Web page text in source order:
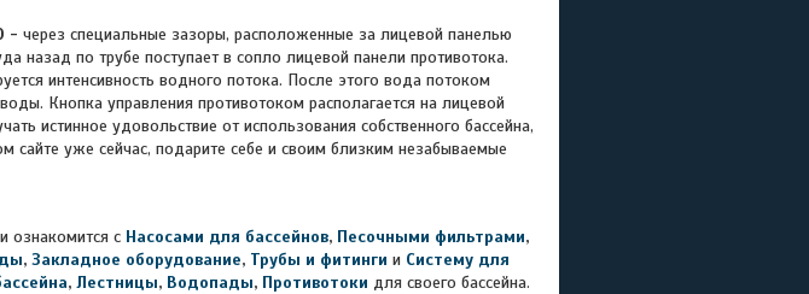
- через специальные зазоры, расположенные за лицевой панелью
назад по трубе поступает в сопло лицевой панели противотока.
интенсивность водного потока. После этого вода потоком
Кнопка управления противотоком располагается на лицевой
истинное удовольствие от использования собственного бассейна,
сайте уже сейчас, подарите себе и своим близким незабываемые
ознакомится с Насосами для бассейнов, Песочными фильтрами,
, Закладное оборудование, Трубы и фитинги и Систему для
, Лестницы, Водопады, Противотоки для своего бассейна.